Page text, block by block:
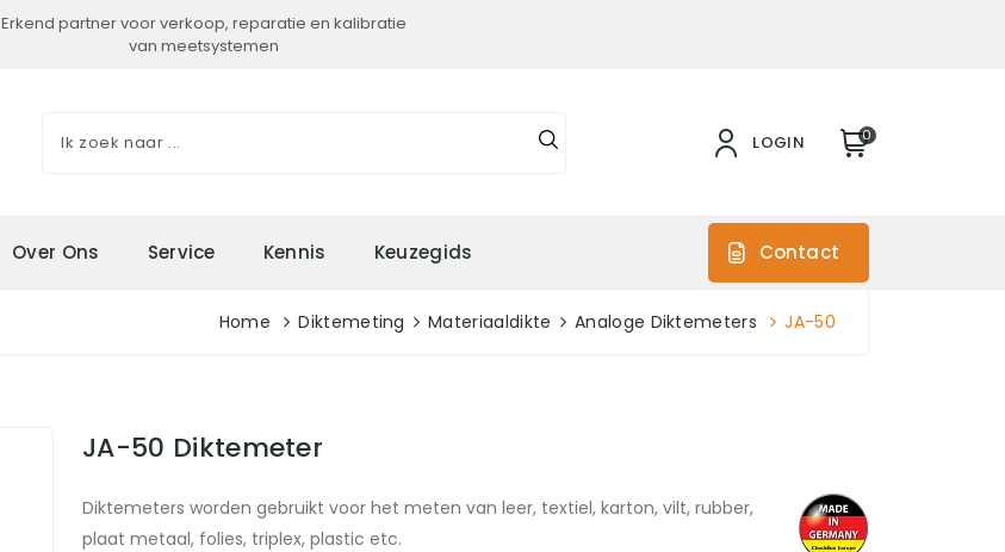
Erkend partner voor verkoop, reparatie en kalibratie
van meetsystemen
LOGIN 0
Over Ons Service Kennis Keuzegids Contact
Home Diktemeting Materiaaldikte Analoge Diktemeters JA-50
JA-50 Diktemeter
Diktemeters worden gebruikt voor het meten van leer, textiel, karton, vilt, rubber,
plaat metaal, folies, triplex, plastic etc.